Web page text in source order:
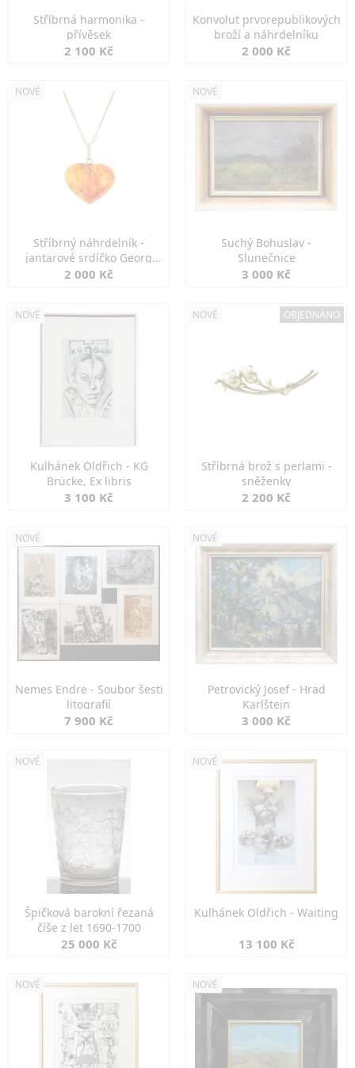
Stříbrná harmonika -
přívěsek
2 100 Kč
Konvolut prvorepublikových
broží a náhrdelníku
2 000 Kč
NOVÉ
Stříbrný náhrdelník -
jantarové srdíčko Georg
Kramer
2 000 Kč
NOVÉ
Suchý Bohuslav -
Slunečnice
3 000 Kč
NOVÉ
Kulhánek Oldřich - KG
Brücke, Ex libris
3 100 Kč
NOVÉ OBJEDNÁNO
Stříbrná brož s perlami -
sněženky
2 200 Kč
NOVÉ
Nemes Endre - Soubor šesti
litografií
7 900 Kč
NOVÉ
Petrovický Josef - Hrad
Karlštejn
3 000 Kč
NOVÉ
Špičková barokní řezaná
číše z let 1690-1700
25 000 Kč
NOVÉ
Kulhánek Oldřich - Waiting
13 100 Kč
NOVÉ NOVÉ